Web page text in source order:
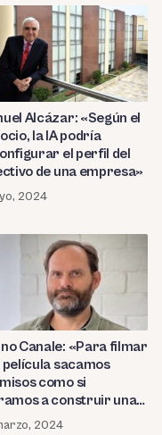
Alcázar: «Según el
la IA podría
el perfil del
de una empresa»
2024
Canale: «Para filmar
película sacamos
como si
a construir una
2024